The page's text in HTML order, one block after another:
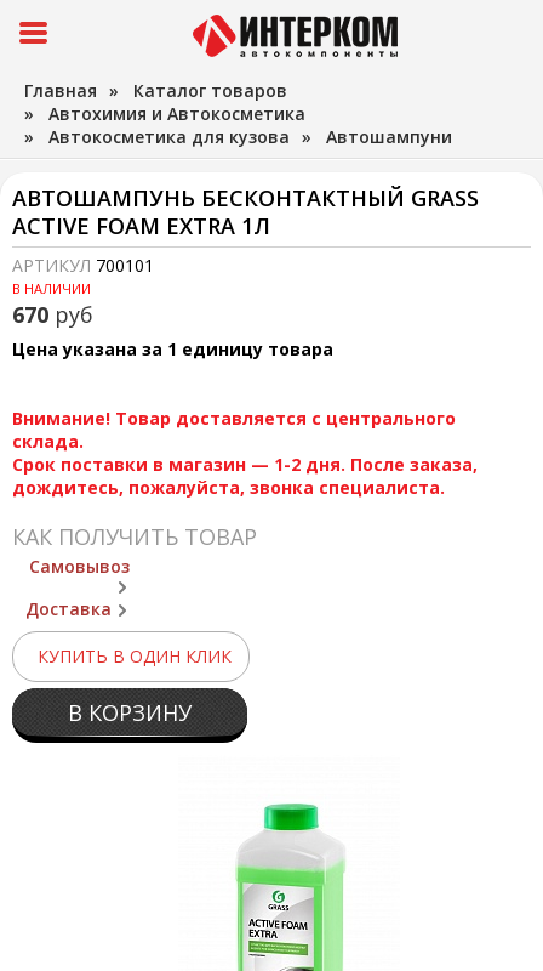
Главная » Каталог товаров
» Автохимия и Автокосметика
» Автокосметика для кузова » Автошампуни
АВТОШАМПУНЬ БЕСКОНТАКТНЫЙ GRASS
ACTIVE FOAM EXTRA 1Л
АРТИКУЛ 700101
В НАЛИЧИИ
670 руб
Цена указана за 1 единицу товара
Внимание! Товар доставляется с центрального
склада.
Срок поставки в магазин — 1-2 дня. После заказа,
дождитесь, пожалуйста, звонка специалиста.
КАК ПОЛУЧИТЬ ТОВАР
Самовывоз
Доставка
КУПИТЬ В ОДИН КЛИК
В КОРЗИНУ